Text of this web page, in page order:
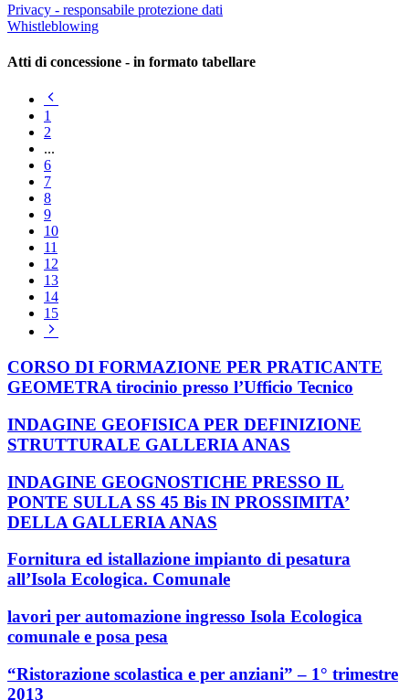
Privacy - responsabile protezione dati
Whistleblowing
Atti di concessione - in formato tabellare
1
2
...
6
7
8
9
10
11
12
13
14
15
CORSO DI FORMAZIONE PER PRATICANTE
GEOMETRA tirocinio presso l’Ufficio Tecnico
INDAGINE GEOFISICA PER DEFINIZIONE
STRUTTURALE GALLERIA ANAS
INDAGINE GEOGNOSTICHE PRESSO IL
PONTE SULLA SS 45 Bis IN PROSSIMITA’
DELLA GALLERIA ANAS
Fornitura ed istallazione impianto di pesatura
all’Isola Ecologica. Comunale
lavori per automazione ingresso Isola Ecologica
comunale e posa pesa
“Ristorazione scolastica e per anziani” – 1° trimestre
2013